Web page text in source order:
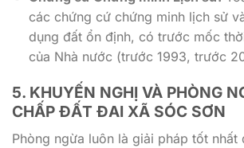
các chứng cứ chứng minh lịch sử
dụng đất ổn định, có trước mốc
của Nhà nước (trước 1993, trước
5. KHUYẾN NGHỊ VÀ PHÒNG
CHẤP ĐẤT ĐAI XÃ SÓC SƠN
Phòng ngừa luôn là giải pháp tốt nhất